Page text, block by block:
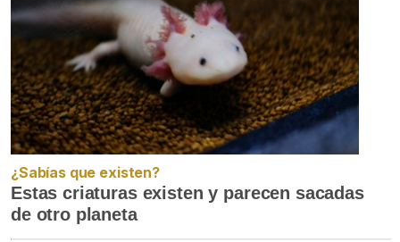
¿Sabías que existen?
Estas criaturas existen y parecen sacadas
de otro planeta